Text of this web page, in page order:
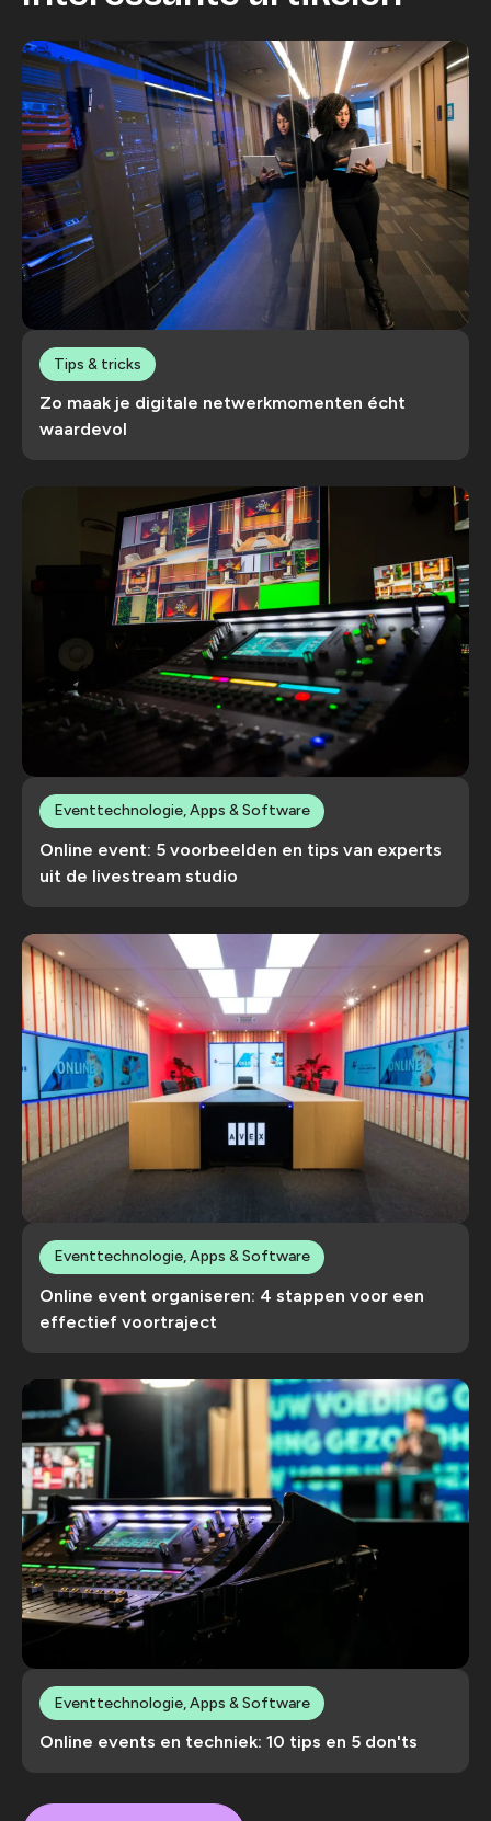
Zo maak je digitale netwerkmomenten écht
waardevol
Tips & tricks
Online event: 5 voorbeelden en tips van experts
uit de livestream studio
Eventtechnologie, Apps & Software
Online event organiseren: 4 stappen voor een
effectief voortraject
Eventtechnologie, Apps & Software
Online events en techniek: 10 tips en 5 don'ts
Eventtechnologie, Apps & Software